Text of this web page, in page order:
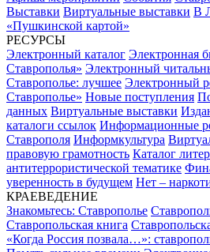
Выставки Виртуальные выставки В
«Пушкинской картой»
РЕСУРСЫ
Электронный каталог Электронная
Ставрополья» Электронный
Ставрополье: лучшее Электронный
Ставрополье» Новые поступления
данных Виртуальные выставки
каталоги ссылок Информационные
Ставрополя Информкультура
правовую грамотность Каталог
антитеррористической тематике
уверенность в будущем Нет –
КРАЕВЕДЕНИЕ
Знакомьтесь: Ставрополье
Ставропольская книга
«Когда Россия позвала…»: